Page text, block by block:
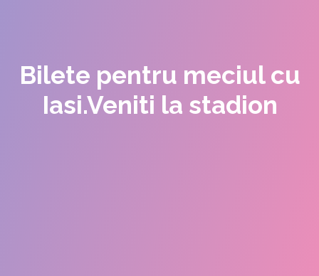
Bilete pentru meciul cu
Iasi.Veniti la stadion